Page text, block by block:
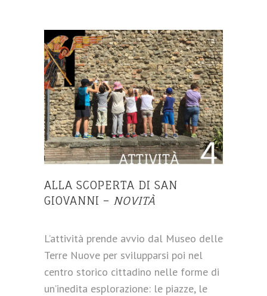
ALLA SCOPERTA DI SAN
GIOVANNI – NOVITÀ
L’attività prende avvio dal Museo delle
Terre Nuove per svilupparsi poi nel
centro storico cittadino nelle forme di
un’inedita esplorazione: le piazze, le